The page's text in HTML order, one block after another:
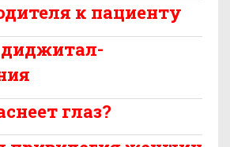
к пациенту
глаз?